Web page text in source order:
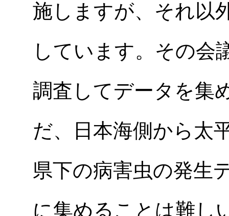
施しますが、それ以
しています。その会
調査してデータを集
だ、日本海側から太
県下の病害虫の発生
に集めることは難し